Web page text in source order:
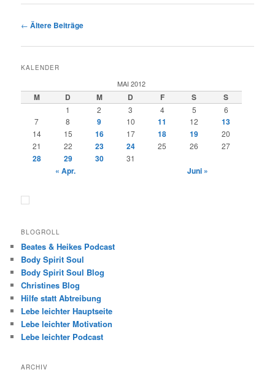
Beitragsnavigation
← Ältere Beiträge
KALENDER
MAI 2012
M D M D F S S
1 2 3 4 5
6
7
8 9 10 11 12 13
14 15 16 17 18 19
20
21
22 23 24 25 26 27
28 29 30 31
« Apr. Juni »
BLOGROLL
Beates & Heikes Podcast
Body Spirit Soul
Body Spirit Soul Blog
Christines Blog
Hilfe statt Abtreibung
Lebe leichter Hauptseite
Lebe leichter Motivation
Lebe leichter Podcast
ARCHIV